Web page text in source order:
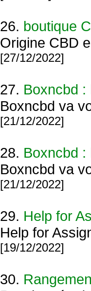
26. boutique
Origine CBD
[27/12/2022]
27. Boxncbd
Boxncbd va
[21/12/2022]
28. Boxncbd
Boxncbd va
[21/12/2022]
29. Help for
Help for
[19/12/2022]
30.